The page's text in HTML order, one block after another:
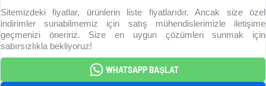
Sitemizdeki fiyatlar, ürünlerin liste fiyatlarıdır. Ancak size özel
indirimler sunabilmemiz için satış mühendislerimizle iletişime
geçmenizi öneririz. Size en uygun çözümleri sunmak için
sabırsızlıkla bekliyoruz!
WHATSAPP BAŞLAT